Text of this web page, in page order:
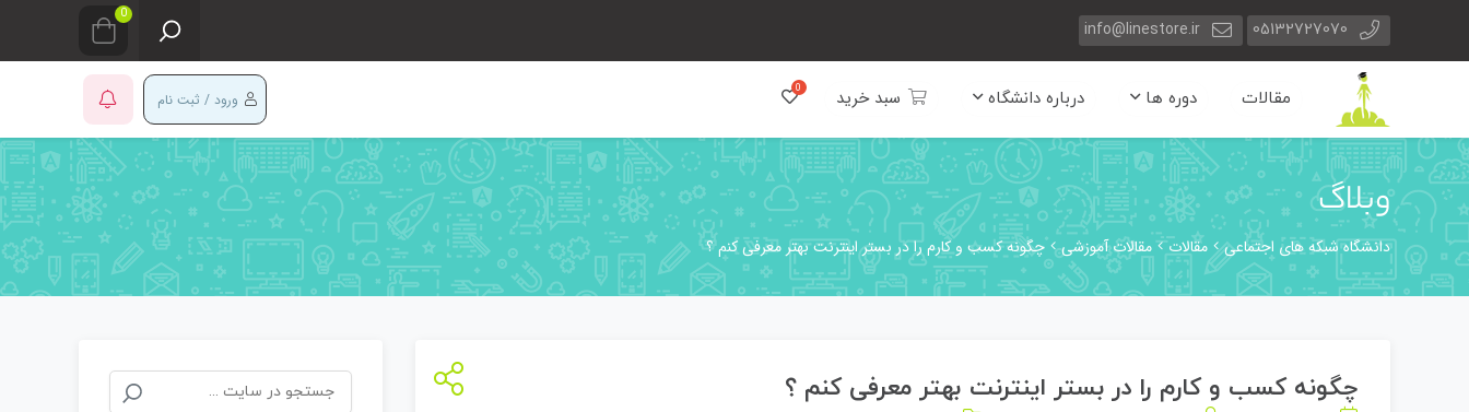
05132727070
info@linestore.ir
0
مقالات دوره ها درباره دانشگاه سبد خرید ورود / ثبت نام
وبلاگ
دانشگاه شبکه های اجتماعی مقالات مقالات آموزشی چگونه کسب و کارم را در بستر اینترنت بهتر معرفی کنم ؟
چگونه کسب و کارم را در بستر اینترنت بهتر معرفی کنم ؟
جستجو